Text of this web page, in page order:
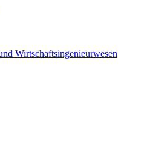
Wirtschaftsingenieurwesen